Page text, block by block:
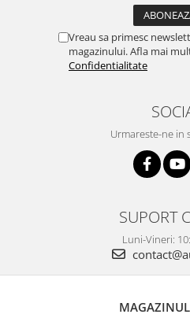
Vreau sa primesc
magazinului. Afla mai
Confidentialitate
Urmareste-ne in
SUPORT
Luni-Vineri: